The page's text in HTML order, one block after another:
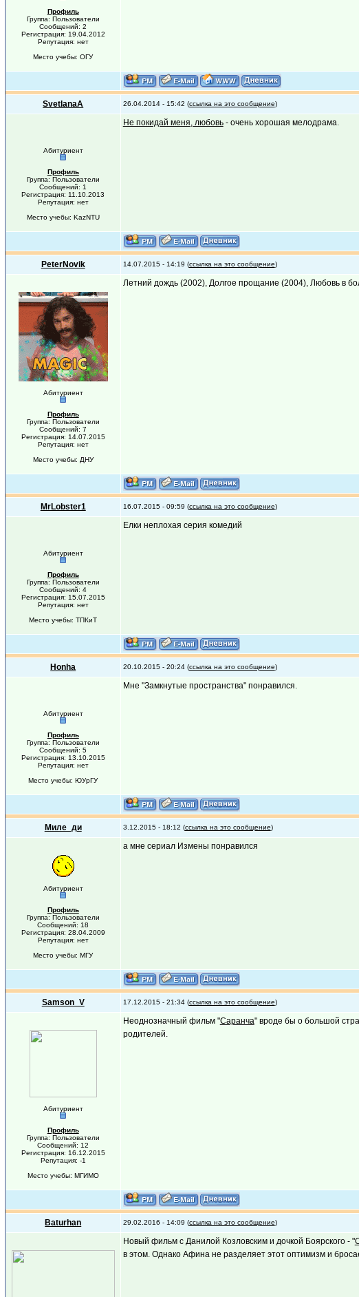
Профиль
Группа: Пользователи
Сообщений: 2
Регистрация: 19.04.2012
Репутация: нет
Место учебы: ОГУ
SvetlanaA 26.04.2014 - 15:42 (ссылка на это сообщение)
Абитуриент
Профиль
Группа: Пользователи
Сообщений: 1
Регистрация: 11.10.2013
Репутация: нет
Место учебы: KazNTU
Не покидай меня, любовь- очень хорошая мелодрама.
PeterNovik 14.07.2015 - 14:19 (ссылка на это сообщение)
Абитуриент
Профиль
Группа: Пользователи
Сообщений: 7
Регистрация: 14.07.2015
Репутация: нет
Место учебы: ДНУ
Летний дождь (2002), Долгое прощание (2004), Любовь в
MrLobster1 16.07.2015 - 09:59 (ссылка на это сообщение)
Абитуриент
Профиль
Группа: Пользователи
Сообщений: 4
Регистрация: 15.07.2015
Репутация: нет
Место учебы: ТПКиТ
Елки неплохая серия комедий
Honha 20.10.2015 - 20:24 (ссылка на это сообщение)
Абитуриент
Профиль
Группа: Пользователи
Сообщений: 5
Регистрация: 13.10.2015
Репутация: нет
Место учебы: ЮУрГУ
Мне "Замкнутые пространства" понравился.
Миле_ди 3.12.2015 - 18:12 (ссылка на это сообщение)
Абитуриент
Профиль
Группа: Пользователи
Сообщений: 18
Регистрация: 28.04.2009
Репутация: нет
Место учебы: МГУ
а мне сериал Измены понравился
Samson_V 17.12.2015 - 21:34 (ссылка на это сообщение)
Абитуриент
Профиль
Группа: Пользователи
Сообщений: 12
Регистрация: 16.12.2015
Репутация: -1
Место учебы: МГИМО
Неоднозначный фильм "Саранча" вроде бы о большой
родителей.
Baturhan 29.02.2016 - 14:09 (ссылка на это сообщение)
Новый фильм с Данилой Козловским и дочкой Боярского - "
в этом. Однако Афина не разделяет этот оптимизм и